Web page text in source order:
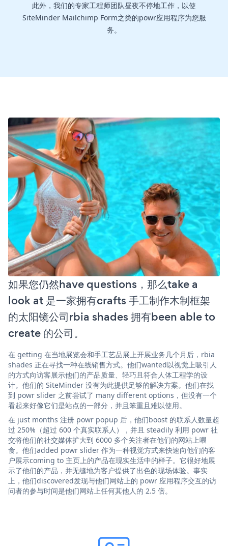
此外，我们的专家工程师团队昼夜不停地工作，以使
SiteMinder Mailchimp Form之类的powr应用程序为您服
务。
如果您仍然have questions，那么take a
look at 是一家拥有crafts 手工制作木制框架
的太阳镜公司rbia shades 拥有been able to
create 的公司。
在 getting 在当地展览会和手工艺品展上开展业务几个月后，rbia
shades 正在寻找一种在线销售方式。他们wanted以视觉上吸引人
的方式向访客展示他们的产品质量、轻巧且符合人体工程学的设
计。他们的 SiteMinder 没有为此提供足够的解决方案。他们在找
到 powr slider 之前尝试了 many different options，但没有一个
看起来好像它们是站点的一部分，并且笨重且难以使用。
在 just months 注册 powr popup 后，他们boost 的联系人数量超
过 250%（超过 600 个真实联系人），并且 steadily 利用 powr 社
交将他们的社交媒体扩大到 6000 多个关注者在他们的网站上喂
食。他们added powr slider 作为一种视觉方式来快速向他们的客
户展示coming to 主页上的产品在现实生活中的样子。它很好地展
示了他们的产品，并无缝地为客户提供了出色的现场体验。事实
上，他们discovered发现与他们网站上的 powr 应用程序交互的访
问者的参与时间是他们网站上任何其他人的 2.5 倍。